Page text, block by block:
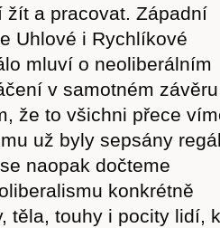
Akce
žít a pracovat. Západní
Uhlové i Rychlíkové
mluví o neoliberálním
v samotném závěru
že to všichni přece
už byly sepsány
naopak dočteme
konkrétně
těla, touhy i pocity lidí,